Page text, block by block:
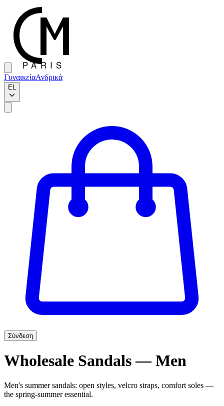
ΓυναικείαΑνδρικά
EL
Σύνδεση
Wholesale Sandals — Men
Men's summer sandals: open styles, velcro straps, comfort soles —
the spring-summer essential.